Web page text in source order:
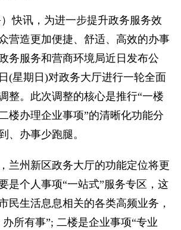
快讯， 为进一步提升政务服务效
营造更加便捷、舒适、高效的办事
务服务和营商环境局近日发布公
(星期日)对政务大厅进行一轮全面
整。此次调整的核心是推行“一楼
楼办理企业事项”的清晰化功能分
、办事少跑腿。
州新区政务大厅的功能定位将更
是个人事项“一站式”服务专区，这
民生活息息相关的各类高频业务，
所有事”; 二楼是企业事项“专业